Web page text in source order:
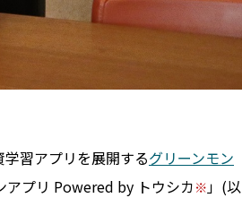
習アプリを展開するグリーンモン
アプリ Powered by トウシカ
」(以